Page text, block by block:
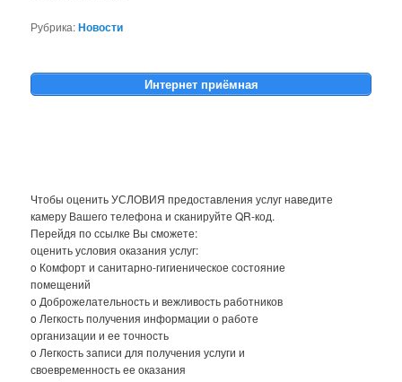
Рубрика:Новости
Интернет приёмная
Чтобы оценить УСЛОВИЯ предоставления услуг наведите
камеру Вашего телефона и сканируйте QR-код.
Перейдя по ссылке Вы сможете:
оценить условия оказания услуг:
o Комфорт и санитарно-гигиеническое состояние
помещений
o Доброжелательность и вежливость работников
o Легкость получения информации о работе
организации и ее точность
o Легкость записи для получения услуги и
своевременность ее оказания